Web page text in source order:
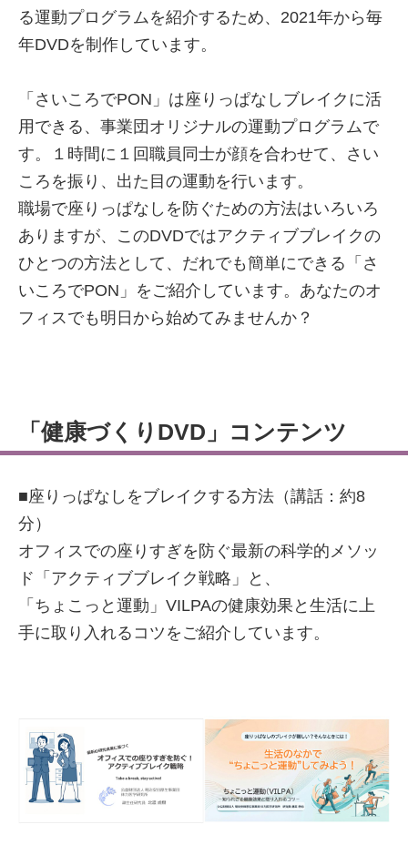
る運動プログラムを紹介するため、2021年から毎
年DVDを制作しています。
「さいころでPON」は座りっぱなしブレイクに活
用できる、事業団オリジナルの運動プログラムで
す。１時間に１回職員同士が顔を合わせて、さい
ころを振り、出た目の運動を行います。
職場で座りっぱなしを防ぐための方法はいろいろ
ありますが、このDVDではアクティブブレイクの
ひとつの方法として、だれでも簡単にできる「さ
いころでPON」をご紹介しています。あなたのオ
フィスでも明日から始めてみませんか？
「健康づくりDVD」コンテンツ
■座りっぱなしをブレイクする方法（講話：約8
分）
オフィスでの座りすぎを防ぐ最新の科学的メソッ
ド「アクティブブレイク戦略」と、
「ちょこっと運動」VILPAの健康効果と生活に上
手に取り入れるコツをご紹介しています。